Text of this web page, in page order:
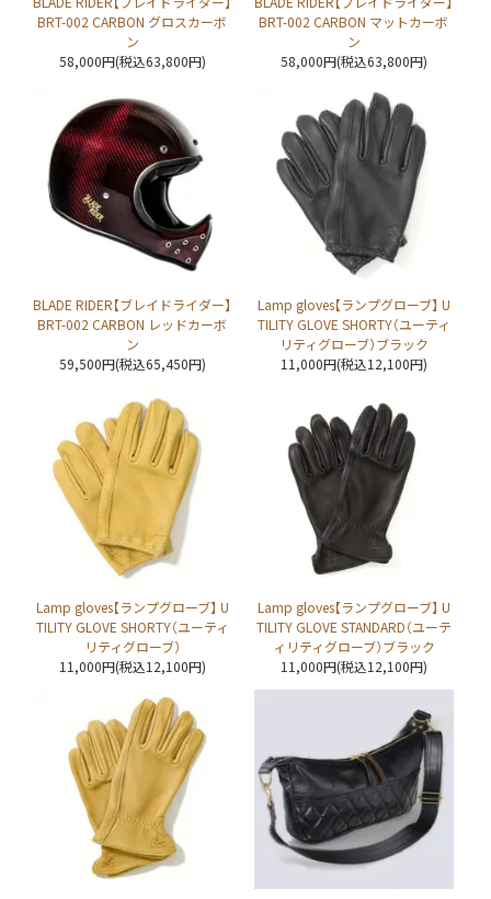
BRT-002 CARBON グロスカーボ
ン
58,000円(税込63,800円)
BRT-002 CARBON マットカーボ
ン
58,000円(税込63,800円)
BLADE RIDER【ブレイドライダー】
BRT-002 CARBON レッドカーボ
ン
59,500円(税込65,450円)
Lamp gloves【ランプグローブ】 U
TILITY GLOVE SHORTY（ユーティ
リティグローブ）ブラック
11,000円(税込12,100円)
Lamp gloves【ランプグローブ】 U
TILITY GLOVE SHORTY（ユーティ
リティグローブ）
11,000円(税込12,100円)
Lamp gloves【ランプグローブ】 U
TILITY GLOVE STANDARD（ユーテ
ィリティグローブ）ブラック
11,000円(税込12,100円)